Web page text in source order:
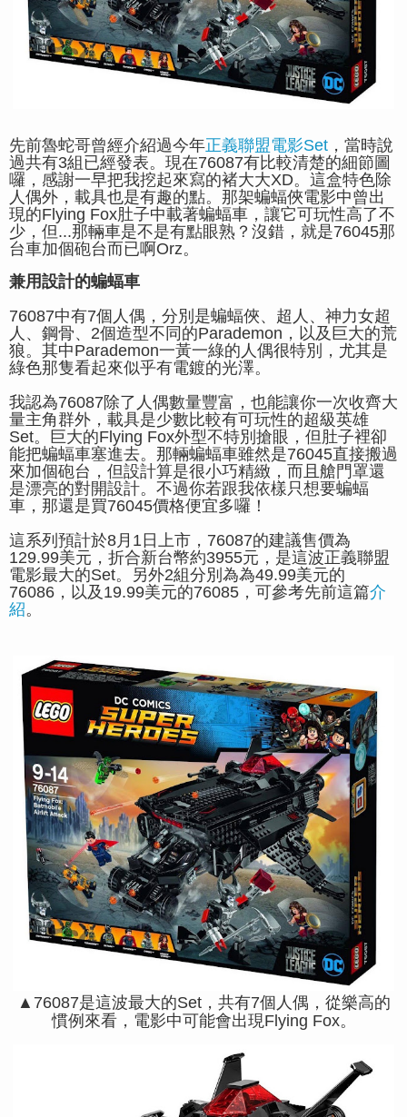
先前魯蛇哥曾經介紹過今年正義聯盟電影Set ，當時說
過共有3組已經發表。現在76087有比較清楚的細節圖
囉，感謝一早把我挖起來寫的褚大大XD。這盒特色除
人偶外，載具也是有趣的點。那架蝙蝠俠電影中曾出
現的Flying Fox肚子中載著蝙蝠車，讓它可玩性高了不
少，但...那輛車是不是有點眼熟？沒錯，就是76045那
台車加個砲台而已啊Orz。
兼用設計的蝙蝠車
76087中有7個人偶，分別是蝙蝠俠、超人、神力女超
人、鋼骨、2個造型不同的Parademon，以及巨大的荒
狼。其中Parademon一黃一綠的人偶很特別，尤其是
綠色那隻看起來似乎有電鍍的光澤。
我認為76087除了人偶數量豐富，也能讓你一次收齊大
量主角群外，載具是少數比較有可玩性的超級英雄
Set。巨大的Flying Fox外型不特別搶眼，但肚子裡卻
能把蝙蝠車塞進去。那輛蝙蝠車雖然是76045直接搬過
來加個砲台，但設計算是很小巧精緻，而且艙門罩還
是漂亮的對開設計。不過你若跟我依樣只想要蝙蝠
車，那還是買76045價格便宜多囉！
這系列預計於8月1日上市，76087的建議售價為
129.99美元，折合新台幣約3955元，是這波正義聯盟
電影最大的Set。另外2組分別為為49.99美元的
76086，以及19.99美元的76085，可參考先前這篇介
紹。
▲76087是這波最大的Set，共有7個人偶，從樂高的
慣例來看，電影中可能會出現Flying Fox。